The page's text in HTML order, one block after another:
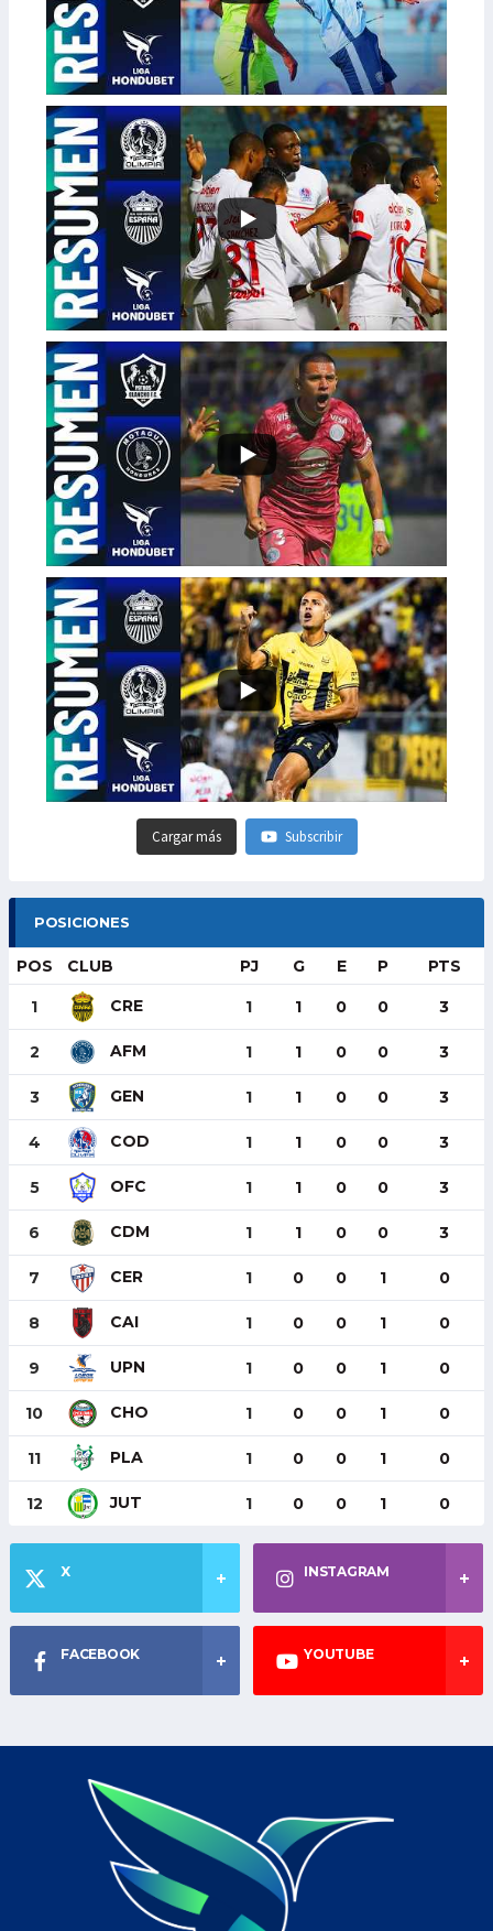
Cargar más Subscribir
POSICIONES
POS CLUB PJ G E P PTS
1 CRE 1 1 0 0 3
2 AFM 1 1 0 0 3
3 GEN 1 1 0 0 3
4 COD 1 1 0 0 3
5 OFC 1 1 0 0 3
6 CDM 1 1 0 0 3
7 CER 1 0 0 1 0
8 CAI 1 0 0 1 0
9 UPN 1 0 0 1 0
10 CHO 1 0 0 1 0
11 PLA 1 0 0 1 0
12 JUT 1 0 0 1 0
X INSTAGRAM
FACEBOOK YOUTUBE